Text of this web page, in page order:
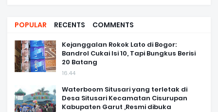
POPULAR RECENTS COMMENTS
Kejanggalan Rokok Lato di Bogor:
Bandrol Cukai Isi 10, Tapi Bungkus Berisi
20 Batang
16.44
Waterboom Situsari yang terletak di
Desa Situsari Kecamatan Cisurupan
Kabupaten Garut ,Resmi dibuka